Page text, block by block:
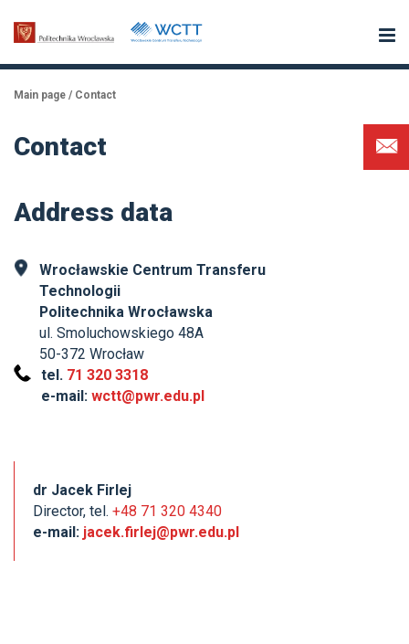
Main page / Contact
Contact
Address data
Wrocławskie Centrum Transferu
Technologii
Politechnika Wrocławska
ul. Smoluchowskiego 48A
50-372 Wrocław
tel. 71 320 3318
e-mail: wctt@pwr.edu.pl
dr Jacek Firlej
Director, tel. +48 71 320 4340
e-mail: jacek.firlej@pwr.edu.pl